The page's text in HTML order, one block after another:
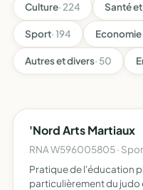
Culture· 224 Santé
Sport· 194
Autres et divers· 50
'Nord Arts Martiaux
RNA W596005805 ·
Pratique de l'éducation
particulièrement du judo